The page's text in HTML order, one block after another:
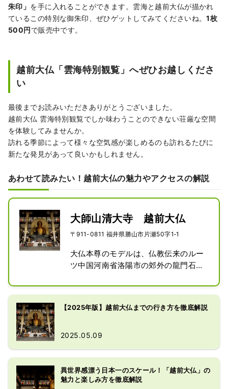
朱印」 を手に入れることができます。雲海と越前大仏が描かれ
ているこの特別な御朱印、ぜひゲットしてみてくださいね。1枚
500円で販売中です。
越前大仏「雲海特別観覧」へぜひお越しくださ
い
最後までお読みいただきありがとうございました。
越前大仏 雲海特別観覧でしか味わうことのできない荘厳な空間
を体験してみませんか。
訪れる季節によって様々な空気感が楽しめるのも訪れるたびに
新たな発見があって良いかもしれません。
あわせて読みたい！越前大仏の魅力やアクセスの解説
大師山清大寺 越前大仏
〒911-0811 福井県勝山市片瀬50字1‐1
大仏本尊のモデルは、仏教伝来のルー
ツ中国河南省洛陽市の郊外の龍門石窟
ル。奈良大仏（文献16.2メートル・実
す。さらに光背は23メートルで2メー
るので、総高は28メートルにおよびま
て、越前大仏は顔や首がスマートで穏
やかなのが特徴。銅製で、総重量200
トンの銅を使用しています。また、大
【2025年版】越前大仏までの行き方を徹底解説
2025.05.09
異世界感漂う日本一のスケール！「越前大仏」の
魅力と楽しみ方を徹底解説